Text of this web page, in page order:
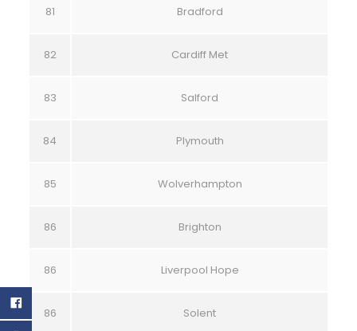
81 Bradford
82 Cardiff Met
83 Salford
84 Plymouth
85 Wolverhampton
86 Brighton
86 Liverpool Hope
86 Solent